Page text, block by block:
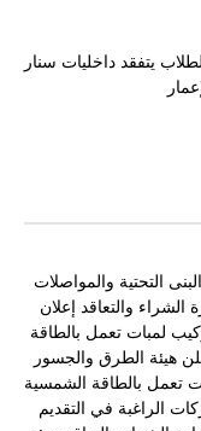
يتفقد داخليات سنار
البنى التحتية والمواصلات
والتعاقد إعلان
وتركيب لمبات تعمل بالطاقة
هيئة الطرق والجسور
تعمل بالطاقة الشمسية
الراغبة في التقديم